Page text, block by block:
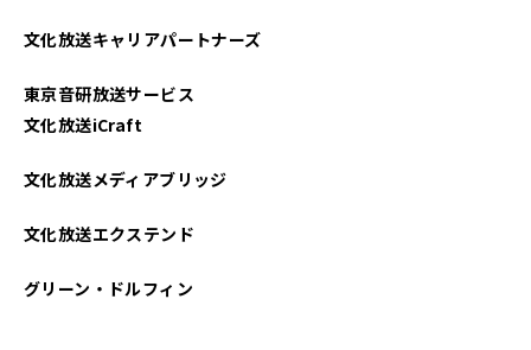
文化放送キャリアパートナーズ
東京音研放送サービス
文化放送iCraft
文化放送メディアブリッジ
文化放送エクステンド
グリーン・ドルフィン